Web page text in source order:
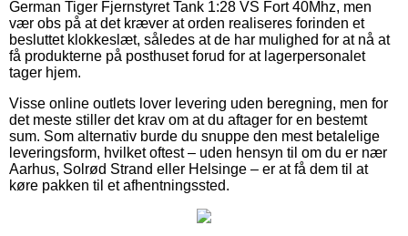
German Tiger Fjernstyret Tank 1:28 VS Fort 40Mhz, men
vær obs på at det kræver at orden realiseres forinden et
besluttet klokkeslæt, således at de har mulighed for at nå at
få produkterne på posthuset forud for at lagerpersonalet
tager hjem.
Visse online outlets lover levering uden beregning, men for
det meste stiller det krav om at du aftager for en bestemt
sum. Som alternativ burde du snuppe den mest betalelige
leveringsform, hvilket oftest – uden hensyn til om du er nær
Aarhus, Solrød Strand eller Helsinge – er at få dem til at
køre pakken til et afhentningssted.